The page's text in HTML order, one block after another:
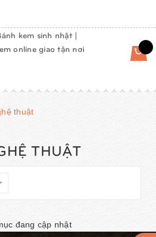
kem sinh nhật |
online giao tận nơi
thuật
THUẬT
đang cập nhật